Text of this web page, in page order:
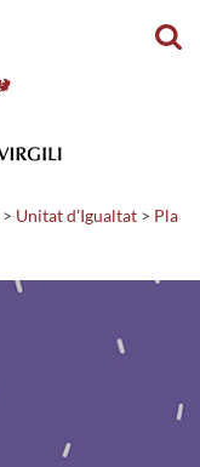
> Unitat d'Igualtat > Pla